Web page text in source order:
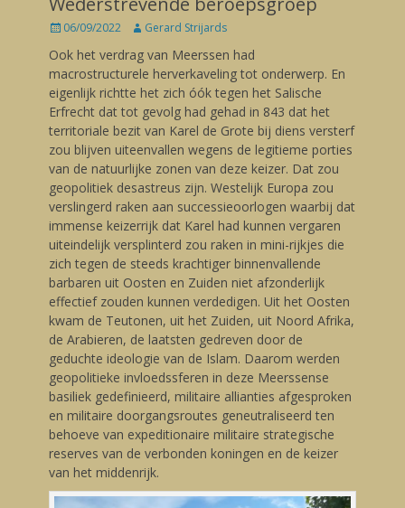
Posted
06/09/2022 Author
Gerard Strijards
Ook het verdrag van Meerssen had
macrostructurele herverkaveling tot onderwerp. En
eigenlijk richtte het zich óók tegen het Salische
Erfrecht dat tot gevolg had gehad in 843 dat het
territoriale bezit van Karel de Grote bij diens versterf
zou blijven uiteenvallen wegens de legitieme porties
van de natuurlijke zonen van deze keizer. Dat zou
geopolitiek desastreus zijn. Westelijk Europa zou
verslingerd raken aan successieoorlogen waarbij dat
immense keizerrijk dat Karel had kunnen vergaren
uiteindelijk versplinterd zou raken in mini-rijkjes die
zich tegen de steeds krachtiger binnenvallende
barbaren uit Oosten en Zuiden niet afzonderlijk
effectief zouden kunnen verdedigen. Uit het Oosten
kwam de Teutonen, uit het Zuiden, uit Noord Afrika,
de Arabieren, de laatsten gedreven door de
geduchte ideologie van de Islam. Daarom werden
geopolitieke invloedssferen in deze Meerssense
basiliek gedefinieerd, militaire allianties afgesproken
en militaire doorgangsroutes geneutraliseerd ten
behoeve van expeditionaire militaire strategische
reserves van de verbonden koningen en de keizer
van het middenrijk.